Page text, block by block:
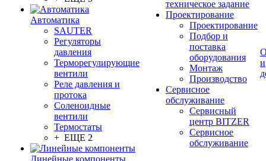
Автоматика
SAUTER
Регуляторы
давления
Терморегулирующие
вентили
Реле давления и
протока
Соленоидные
вентили
Термостаты
+ ЕЩЕ 2
Линейные компоненты
техническое задание
Проектирование
Проектирование
Подбор и
поставка
оборудования
Монтаж
Производство
Сервисное
обслуживание
Сервисный
центр BITZER
Сервисное
обслуживание
и